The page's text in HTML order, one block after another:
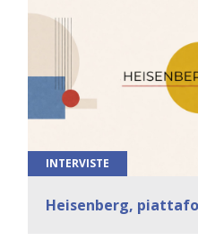
INTERVISTE
Heisenberg,